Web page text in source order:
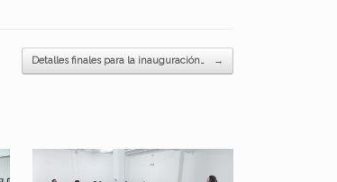
Detalles finales para la inauguración… →